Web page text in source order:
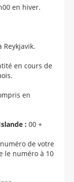
en hiver.
en cours de
en
:00 +
de votre
le numéro à 10